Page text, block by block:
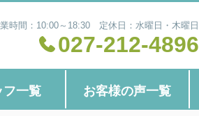
時間：10:00～18:30 定休日：水曜日・木曜日
027-212-4896
フ一覧 お客様の声一覧